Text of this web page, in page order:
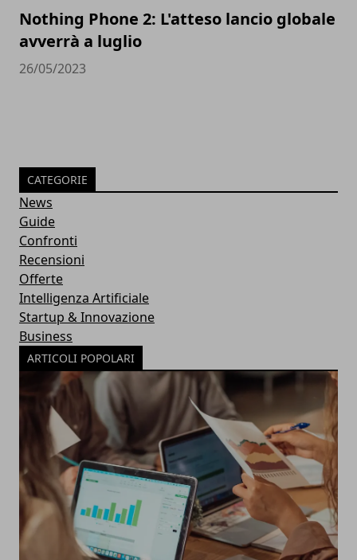
Nothing Phone 2: L'atteso lancio globale
avverrà a luglio
26/05/2023
CATEGORIE
News
Guide
Confronti
Recensioni
Offerte
Intelligenza Artificiale
Startup & Innovazione
Business
ARTICOLI POPOLARI